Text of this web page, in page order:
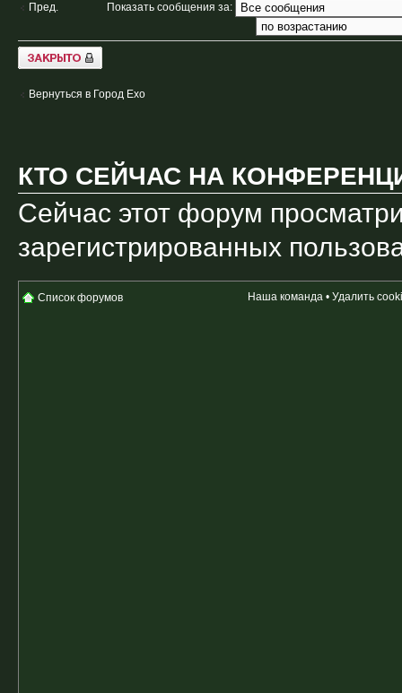
Пред. Показать сообщения за:
Закрыто
Вернуться в Город Ехо
КТО СЕЙЧАС НА
Сейчас этот форум
зарегистрированных
Список форумов Наша команда • Удалить